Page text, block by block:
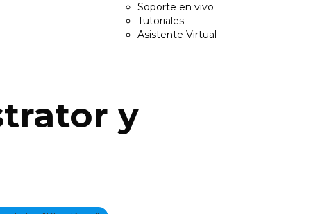
Soporte en vivo
Tutoriales
Asistente Virtual
y